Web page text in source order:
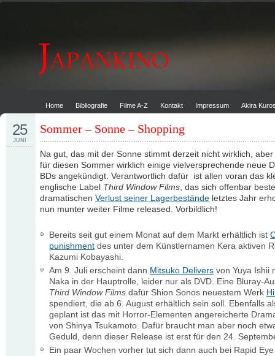
Home Bibliografie Filme A-Z Kontakt Impressum Akira
Sommer – Sonne – Shopping
25
JUNI
Na gut, das mit der Sonne stimmt derzeit nicht wirklich,
für diesen Sommer wirklich einige vielversprechende neue
BDs angekündigt. Verantwortlich dafür ist allen voran das
englische Label Third Window Films, das sich offenbar
dramatischen Verlust seiner Lagerbestände letztes Jahr
nun munter weiter Filme released. Vorbildlich!
Bereits seit gut einem Monat auf dem Markt erhältlich ist
punishment des unter dem Künstlernamen Kera aktiven
Kazumi Kobayashi.
Am 9. Juli erscheint dann Mitsuko Delivers von Yuya Ishii
Naka in der Hauptrolle, leider nur als DVD. Eine Bluray-
Third Window Films dafür Shion Sonos neuestem Werk
spendiert, die ab 6. August erhältlich sein soll. Ebenfalls
geplant ist das mit Horror-Elementen angereicherte
von Shinya Tsukamoto. Dafür braucht man aber noch
Geduld, denn dieser Release ist erst für den 24.
Ein paar Wochen vorher tut sich dann auch bei Rapid